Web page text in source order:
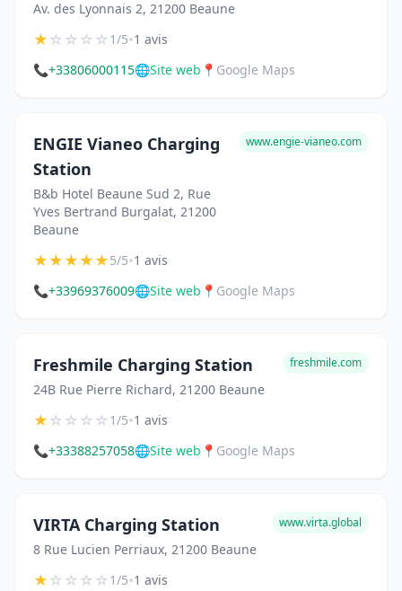
Av. des Lyonnais 2, 21200 Beaune
★☆☆☆☆1/5•1 avis
📞+33806000115🌐Site web 📍 Google Maps
ENGIE Vianeo Charging
Station
B&b Hotel Beaune Sud 2, Rue
Yves Bertrand Burgalat, 21200
Beaune
www.engie-vianeo.com
★★★★★5/5•1 avis
📞+33969376009🌐Site web 📍 Google Maps
Freshmile Charging Station
24B Rue Pierre Richard, 21200 Beaune
freshmile.com
★☆☆☆☆1/5•1 avis
📞+33388257058🌐Site web 📍 Google Maps
VIRTA Charging Station
8 Rue Lucien Perriaux, 21200 Beaune
www.virta.global
★☆☆☆☆1/5•1 avis